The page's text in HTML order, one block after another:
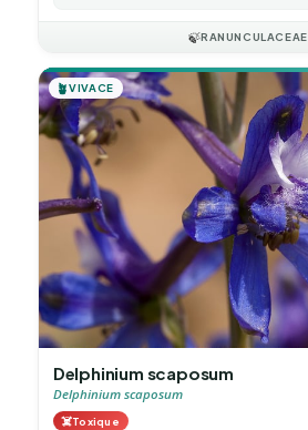
🍃RANUNCULACEAE
🪴VIVACE
Delphinium scaposum
Delphinium scaposum
☠️Toxique